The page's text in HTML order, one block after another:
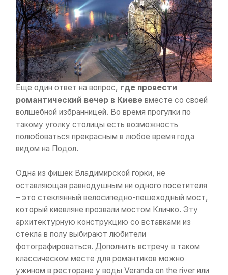
Еще один ответ на вопрос, где провести
романтический вечер в Киеве вместе со своей
волшебной избранницей. Во время прогулки по
такому уголку столицы есть возможность
полюбоваться прекрасным в любое время года
видом на Подол.
Одна из фишек Владимирской горки, не
оставляющая равнодушным ни одного посетителя
– это стеклянный велосипедно-пешеходный мост,
который киевляне прозвали мостом Кличко. Эту
архитектурную конструкцию со вставками из
стекла в полу выбирают любители
фотографироваться. Дополнить встречу в таком
классическом месте для романтиков можно
ужином в ресторане у воды Veranda on the river или